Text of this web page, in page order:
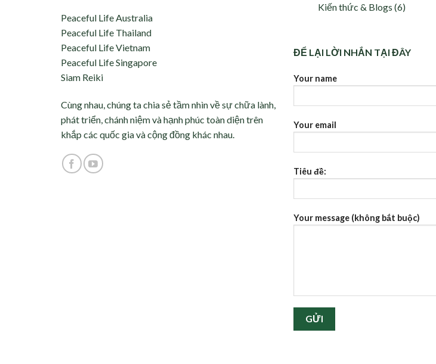
Peaceful Life Australia
Peaceful Life Thailand
Peaceful Life Vietnam
Peaceful Life Singapore
Siam Reiki
Cùng nhau, chúng ta chia sẻ tầm nhìn về sự chữa lành,
phát triển, chánh niệm và hạnh phúc toàn diện trên
khắp các quốc gia và cộng đồng khác nhau.
Kiến thức & Blogs (6)
ĐỂ LẠI LỜI NHẮN TẠI ĐÂY
Your name
Your email
Tiêu đề:
Your message (không bắt buộc)